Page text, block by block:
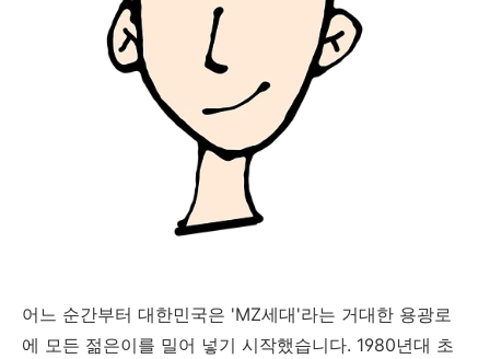
어느 순간부터 대한민국은 'MZ세대'라는 거대한 용광로
에 모든 젊은이를 밀어 넣기 시작했습니다. 1980년대 초